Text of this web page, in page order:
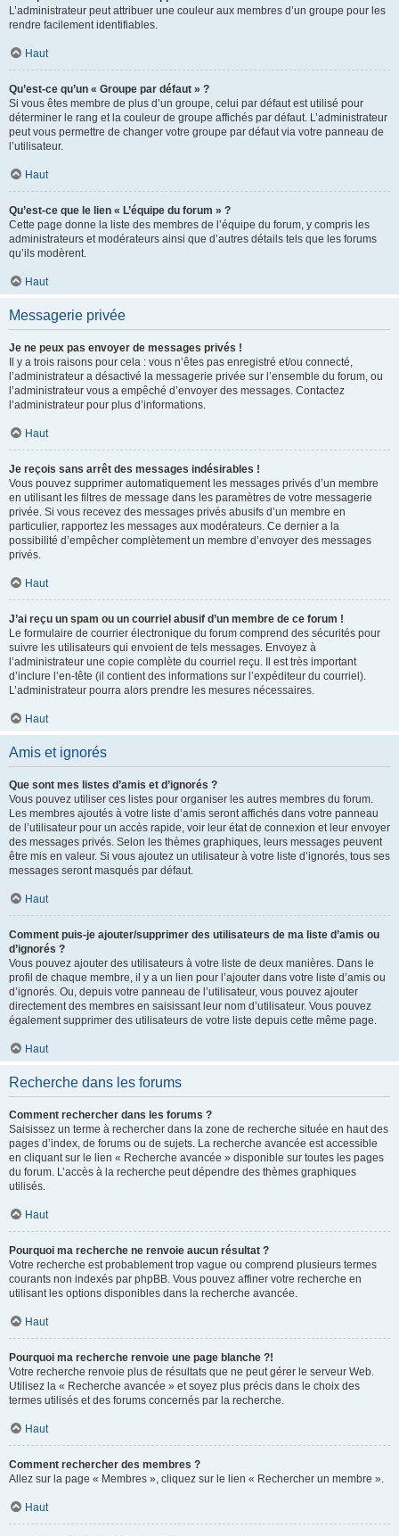
L’administrateur peut attribuer une couleur aux membres d’un groupe pour les
rendre facilement identifiables.
Haut
Qu’est-ce qu’un « Groupe par défaut » ?
Si vous êtes membre de plus d’un groupe, celui par défaut est utilisé pour
déterminer le rang et la couleur de groupe affichés par défaut. L’administrateur
peut vous permettre de changer votre groupe par défaut via votre panneau de
l’utilisateur.
Haut
Qu’est-ce que le lien « L’équipe du forum » ?
Cette page donne la liste des membres de l’équipe du forum, y compris les
administrateurs et modérateurs ainsi que d’autres détails tels que les forums
qu’ils modèrent.
Haut
Messagerie privée
Je ne peux pas envoyer de messages privés !
Il y a trois raisons pour cela : vous n’êtes pas enregistré et/ou connecté,
l’administrateur a désactivé la messagerie privée sur l’ensemble du forum, ou
l’administrateur vous a empêché d’envoyer des messages. Contactez
l’administrateur pour plus d’informations.
Haut
Je reçois sans arrêt des messages indésirables !
Vous pouvez supprimer automatiquement les messages privés d’un membre
en utilisant les filtres de message dans les paramètres de votre messagerie
privée. Si vous recevez des messages privés abusifs d’un membre en
particulier, rapportez les messages aux modérateurs. Ce dernier a la
possibilité d’empêcher complètement un membre d’envoyer des messages
privés.
Haut
J’ai reçu un spam ou un courriel abusif d’un membre de ce forum !
Le formulaire de courrier électronique du forum comprend des sécurités pour
suivre les utilisateurs qui envoient de tels messages. Envoyez à
l’administrateur une copie complète du courriel reçu. Il est très important
d’inclure l’en-tête (il contient des informations sur l’expéditeur du courriel).
L’administrateur pourra alors prendre les mesures nécessaires.
Haut
Amis et ignorés
Que sont mes listes d’amis et d’ignorés ?
Vous pouvez utiliser ces listes pour organiser les autres membres du forum.
Les membres ajoutés à votre liste d’amis seront affichés dans votre panneau
de l’utilisateur pour un accès rapide, voir leur état de connexion et leur envoyer
des messages privés. Selon les thèmes graphiques, leurs messages peuvent
être mis en valeur. Si vous ajoutez un utilisateur à votre liste d’ignorés, tous ses
messages seront masqués par défaut.
Haut
Comment puis-je ajouter/supprimer des utilisateurs de ma liste d’amis ou
d’ignorés ?
Vous pouvez ajouter des utilisateurs à votre liste de deux manières. Dans le
profil de chaque membre, il y a un lien pour l’ajouter dans votre liste d’amis ou
d’ignorés. Ou, depuis votre panneau de l’utilisateur, vous pouvez ajouter
directement des membres en saisissant leur nom d’utilisateur. Vous pouvez
également supprimer des utilisateurs de votre liste depuis cette même page.
Haut
Recherche dans les forums
Comment rechercher dans les forums ?
Saisissez un terme à rechercher dans la zone de recherche située en haut des
pages d’index, de forums ou de sujets. La recherche avancée est accessible
en cliquant sur le lien « Recherche avancée » disponible sur toutes les pages
du forum. L’accès à la recherche peut dépendre des thèmes graphiques
utilisés.
Haut
Pourquoi ma recherche ne renvoie aucun résultat ?
Votre recherche est probablement trop vague ou comprend plusieurs termes
courants non indexés par phpBB. Vous pouvez affiner votre recherche en
utilisant les options disponibles dans la recherche avancée.
Haut
Pourquoi ma recherche renvoie une page blanche ?!
Votre recherche renvoie plus de résultats que ne peut gérer le serveur Web.
Utilisez la « Recherche avancée » et soyez plus précis dans le choix des
termes utilisés et des forums concernés par la recherche.
Haut
Comment rechercher des membres ?
Allez sur la page « Membres », cliquez sur le lien « Rechercher un membre ».
Haut